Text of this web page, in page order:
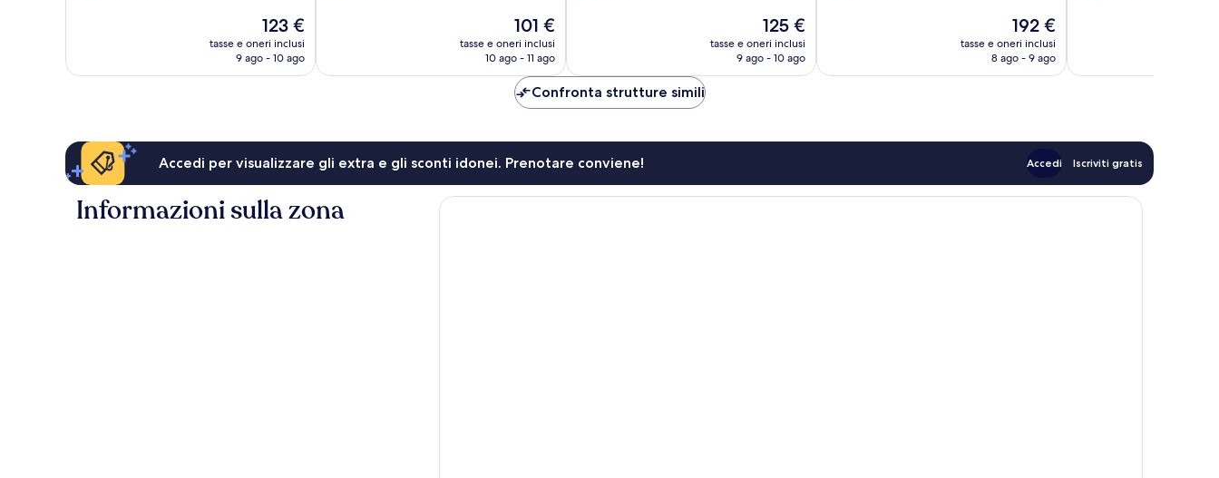
Il
prezzo
attuale
123 €
tasse e oneri inclusi
9 ago - 10 ago
Il
prezzo
attuale
101 €
101 €
tasse e oneri inclusi
10 ago - 11 ago
Il
prezzo
attuale
125 €
tasse e oneri inclusi
9 ago - 10 ago
Il
prezzo
attuale
192 €
tasse e oneri inclusi
8 ago - 9 ago
Confronta strutture simili
Accedi per visualizzare gli extra e gli sconti idonei. Prenotare conviene! Accedi Iscriviti gratis
Informazioni sulla zona